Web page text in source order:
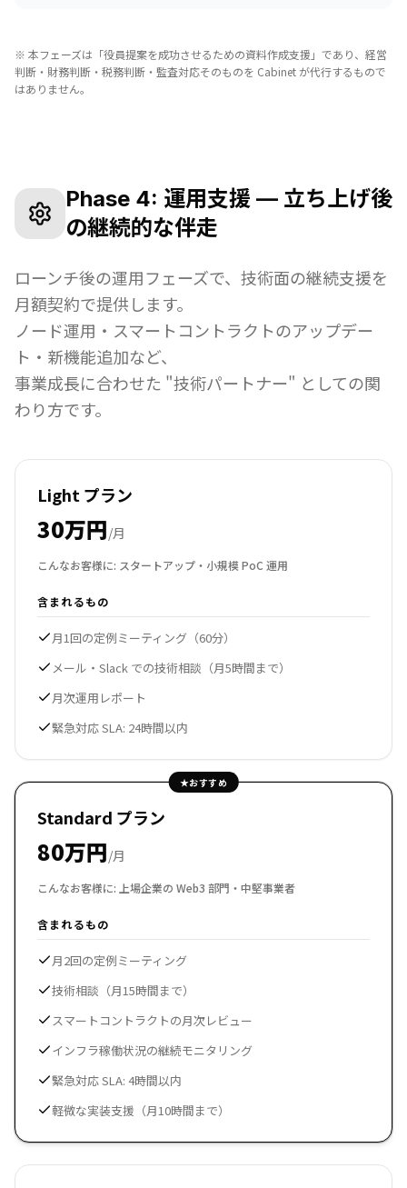
※ 本フェーズは「役員提案を成功させるための資料作成支援」であり、経営
判断・財務判断・税務判断・監査対応そのものを Cabinet が代行するもので
はありません。
Phase 4: 運用支援 — 立ち上げ後
の継続的な伴走
ローンチ後の運用フェーズで、技術面の継続支援を
月額契約で提供します。
ノード運用・スマートコントラクトのアップデー
ト・新機能追加など、
事業成長に合わせた "技術パートナー" としての関
わり方です。
Light プラン
30万円/月
こんなお客様に: スタートアップ・小規模 PoC 運用
含まれるもの
月1回の定例ミーティング（60分）
メール・Slack での技術相談（月5時間まで）
月次運用レポート
緊急対応 SLA: 24時間以内
★おすすめ
Standard プラン
80万円/月
こんなお客様に: 上場企業の Web3 部門・中堅事業者
含まれるもの
月2回の定例ミーティング
技術相談（月15時間まで）
スマートコントラクトの月次レビュー
インフラ稼働状況の継続モニタリング
緊急対応 SLA: 4時間以内
軽微な実装支援（月10時間まで）